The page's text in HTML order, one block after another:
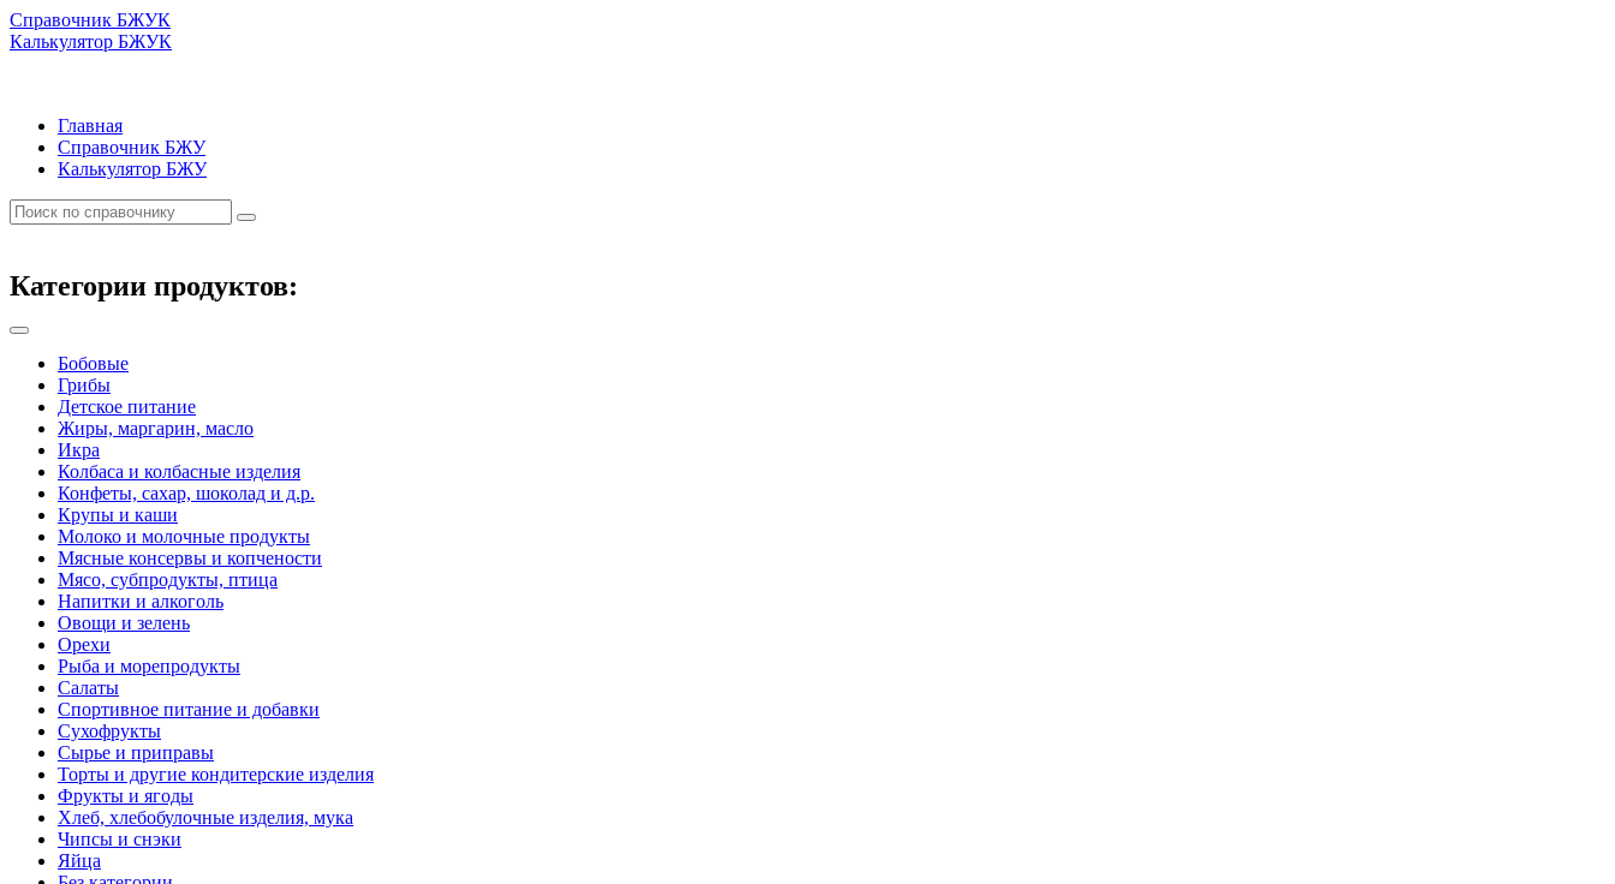
Справочник БЖУК
Калькулятор БЖУК
Главная
Справочник БЖУ
Калькулятор БЖУ
Категории продуктов:
Бобовые
Грибы
Детское питание
Жиры, маргарин, масло
Икра
Колбаса и колбасные изделия
Конфеты, сахар, шоколад и д.р.
Крупы и каши
Молоко и молочные продукты
Мясные консервы и копчености
Мясо, субпродукты, птица
Напитки и алкоголь
Овощи и зелень
Орехи
Рыба и морепродукты
Салаты
Спортивное питание и добавки
Сухофрукты
Сырье и приправы
Торты и другие кондитерские изделия
Фрукты и ягоды
Хлеб, хлебобулочные изделия, мука
Чипсы и снэки
Яйца